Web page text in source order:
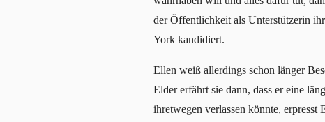
der Öffentlichkeit als Unterstützerin
York kandidiert.
Ellen weiß allerdings schon länger
Elder erfährt sie dann, dass er eine
ihretwegen verlassen könnte,